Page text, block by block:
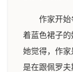
作家开始
着蓝色裙子的
她觉得，作
是在跟佩罗